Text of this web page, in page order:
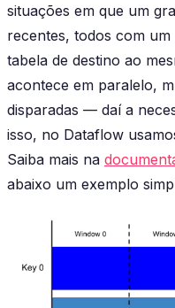
situações em que um
recentes, todos com
tabela de destino ao
acontece em paralelo,
disparadas — daí a
isso, no Dataflow
Saiba mais na
abaixo um exemplo